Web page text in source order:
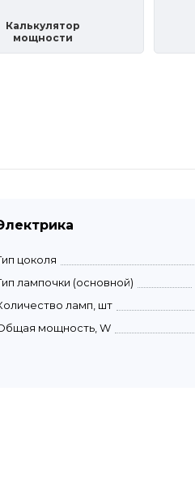
Калькулятор
мощности
цоколя
лампочки (основной)
ламп, шт
мощность, W